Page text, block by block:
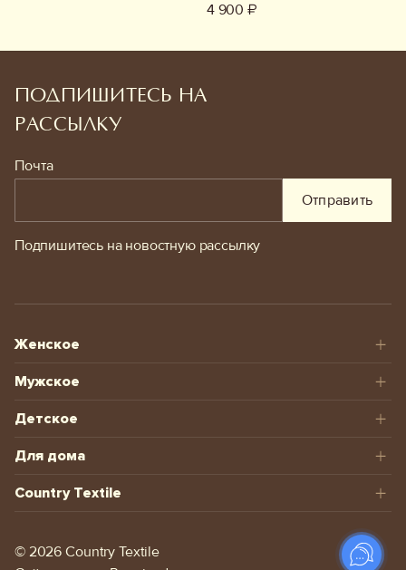
4 900 ₽
ПОДПИШИТЕСЬ НА
РАССЫЛКУ
Почта
Отправить
Подпишитесь на новостную рассылку
Женское
Мужское
Детское
Для дома
Country Textile
© 2026 Сountry Textile